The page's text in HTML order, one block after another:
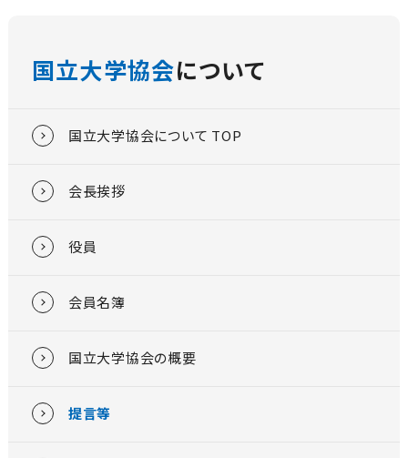
国立大学協会について
国立大学協会について TOP
会長挨拶
役員
会員名簿
国立大学協会の概要
提言等